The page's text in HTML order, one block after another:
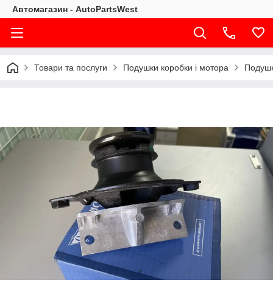
Автомагазин - AutoPartsWest
Товари та послуги Подушки коробки і мотора